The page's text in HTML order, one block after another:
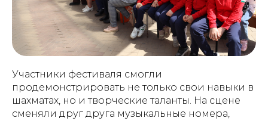
Участники фестиваля смогли
продемонстрировать не только свои навыки в
шахматах, но и творческие таланты. На сцене
сменяли друг друга музыкальные номера,